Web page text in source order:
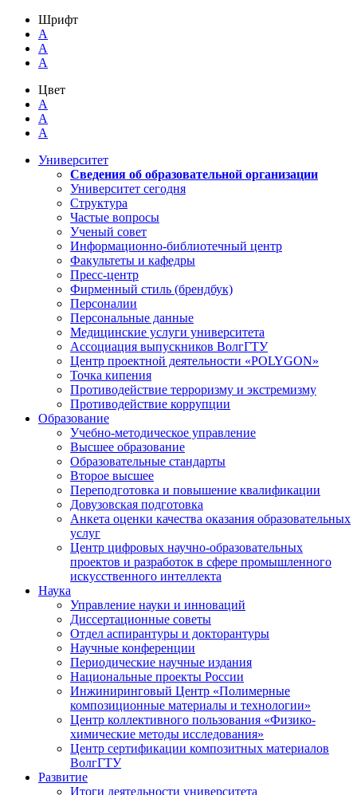
Шрифт
A
A
A
Цвет
A
A
A
Университет
Сведения об образовательной организации
Университет сегодня
Структура
Частые вопросы
Ученый совет
Информационно-библиотечный центр
Факультеты и кафедры
Пресс-центр
Фирменный стиль (брендбук)
Персоналии
Персональные данные
Медицинские услуги университета
Ассоциация выпускников ВолгГТУ
Центр проектной деятельности «POLYGON»
Точка кипения
Противодействие терроризму и экстремизму
Противодействие коррупции
Образование
Учебно-методическое управление
Высшее образование
Образовательные стандарты
Второе высшее
Переподготовка и повышение квалификации
Довузовская подготовка
Анкета оценки качества оказания образовательных
услуг
Центр цифровых научно-образовательных
проектов и разработок в сфере промышленного
искусственного интеллекта
Наука
Управление науки и инноваций
Диссертационные советы
Отдел аспирантуры и докторантуры
Научные конференции
Периодические научные издания
Национальные проекты России
Инжиниринговый Центр «Полимерные
композиционные материалы и технологии»
Центр коллективного пользования «Физико-
химические методы исследования»
Центр сертификации композитных материалов
ВолгГТУ
Развитие
Итоги деятельности университета